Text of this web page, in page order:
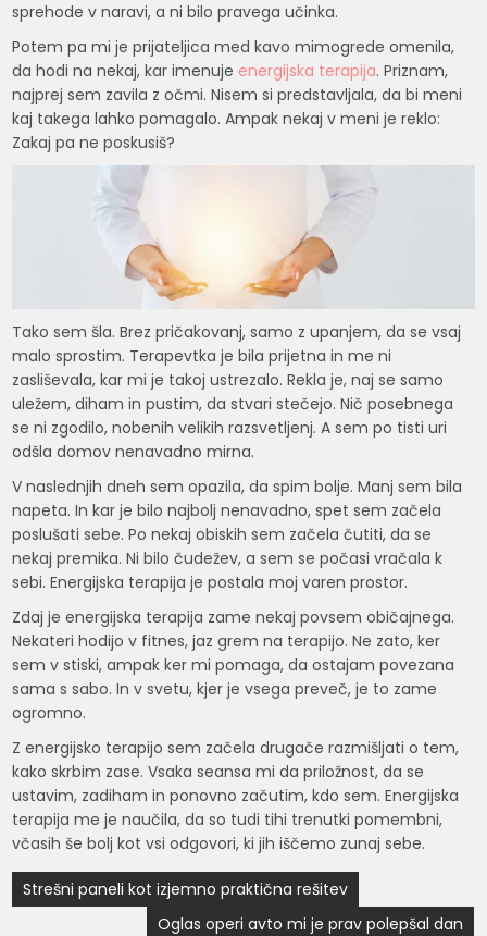
sprehode v naravi, a ni bilo pravega učinka.
Potem pa mi je prijateljica med kavo mimogrede omenila,
da hodi na nekaj, kar imenuje energijska terapija. Priznam,
najprej sem zavila z očmi. Nisem si predstavljala, da bi meni
kaj takega lahko pomagalo. Ampak nekaj v meni je reklo:
Zakaj pa ne poskusiš?
Tako sem šla. Brez pričakovanj, samo z upanjem, da se vsaj
malo sprostim. Terapevtka je bila prijetna in me ni
zasliševala, kar mi je takoj ustrezalo. Rekla je, naj se samo
uležem, diham in pustim, da stvari stečejo. Nič posebnega
se ni zgodilo, nobenih velikih razsvetljenj. A sem po tisti uri
odšla domov nenavadno mirna.
V naslednjih dneh sem opazila, da spim bolje. Manj sem bila
napeta. In kar je bilo najbolj nenavadno, spet sem začela
poslušati sebe. Po nekaj obiskih sem začela čutiti, da se
nekaj premika. Ni bilo čudežev, a sem se počasi vračala k
sebi. Energijska terapija je postala moj varen prostor.
Zdaj je energijska terapija zame nekaj povsem običajnega.
Nekateri hodijo v fitnes, jaz grem na terapijo. Ne zato, ker
sem v stiski, ampak ker mi pomaga, da ostajam povezana
sama s sabo. In v svetu, kjer je vsega preveč, je to zame
ogromno.
Z energijsko terapijo sem začela drugače razmišljati o tem,
kako skrbim zase. Vsaka seansa mi da priložnost, da se
ustavim, zadiham in ponovno začutim, kdo sem. Energijska
terapija me je naučila, da so tudi tihi trenutki pomembni,
včasih še bolj kot vsi odgovori, ki jih iščemo zunaj sebe.
Navigacija
Strešni paneli kot izjemno praktična rešitev
Oglas operi avto mi je prav polepšal dan